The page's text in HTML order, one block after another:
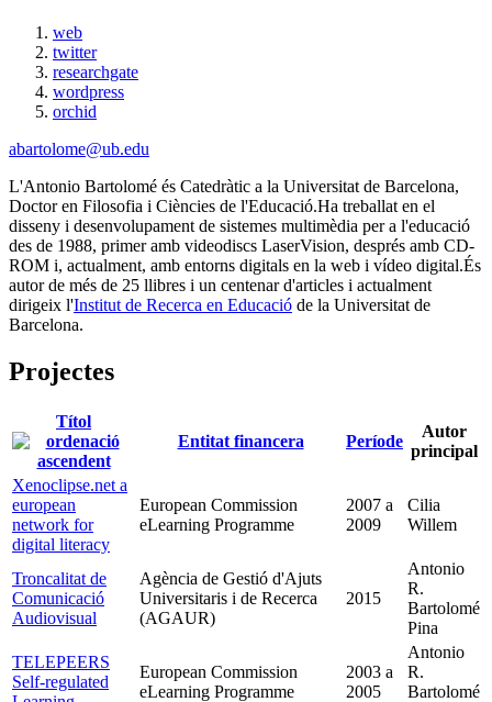
web
twitter
researchgate
wordpress
orchid
abartolome@ub.edu
L'Antonio Bartolomé és Catedràtic a la Universitat de Barcelona,
Doctor en Filosofia i Ciències de l'Educació.Ha treballat en el
disseny i desenvolupament de sistemes multimèdia per a l'educació
des de 1988, primer amb videodiscs LaserVision, després amb CD-
ROM i, actualment, amb entorns digitals en la web i vídeo digital.És
autor de més de 25 llibres i un centenar d'articles i actualment
dirigeix l'Institut de Recerca en Educació de la Universitat de
Barcelona.
Projectes
Títol
Entitat financera
Període
Autor
principal
Xenoclipse.net a
european
network for
digital literacy
European Commission
eLearning Programme
2007 a
2009
Cilia
Willem
Troncalitat de
Comunicació
Audiovisual
Agència de Gestió d'Ajuts
Universitaris i de Recerca
(AGAUR)
2015
Antonio
R.
Bartolomé
Pina
TELEPEERS
Self-regulated
European Commission
eLearning Programme
2003 a
2005
Antonio
R.
Bartolomé